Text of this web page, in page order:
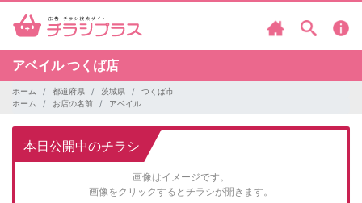
アベイルつくば店
ホーム 都道府県 茨城県
つくば市
ホーム
お店の名前 アベイル
本日公開中のチラシ
画像はイメージです。
画像をクリックするとチラシが開きます。